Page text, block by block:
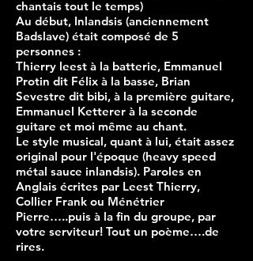
chantais tout le temps)
Au début, Inlandsis (anciennement
Badslave) était composé de 5
personnes :
Thierry leest à la batterie, Emmanuel
Protin dit Félix à la basse, Brian
Sevestre dit bibi, à la première guitare,
Emmanuel Ketterer à la seconde
guitare et moi même au chant.
Le style musical, quant à lui, était assez
original pour l'époque (heavy speed
métal sauce inlandsis). Paroles en
Anglais écrites par Leest Thierry,
Collier Frank ou Ménétrier
Pierre…..puis à la fin du groupe, par
votre serviteur! Tout un poème….de
rires.